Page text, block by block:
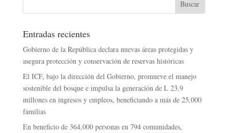
Entradas recientes
Gobierno de la República declara nuevas áreas protegidas y
asegura protección y conservación de reservas históricas
El ICF, bajo la dirección del Gobierno, promueve el manejo
sostenible del bosque e impulsa la generación de L 23.9
millones en ingresos y empleos, beneficiando a más de 25,000
familias
En beneficio de 364,000 personas en 794 comunidades,